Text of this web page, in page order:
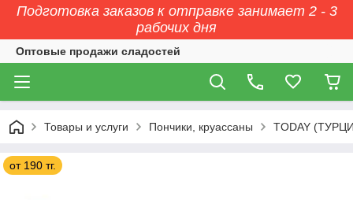
Подготовка заказов к отправке занимает 2 - 3
рабочих дня
Оптовые продажи сладостей
Товары и услуги Пончики, круассаны TODAY
от 190 тг.